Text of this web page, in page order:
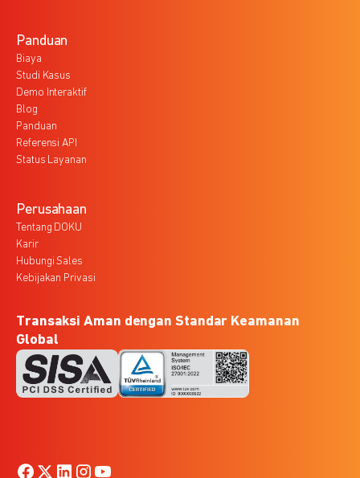
Panduan
Biaya
Studi Kasus
Demo Interaktif
Blog
Panduan
Referensi API
Status Layanan
Perusahaan
Tentang DOKU
Karir
Hubungi Sales
Kebijakan Privasi
Transaksi Aman dengan Standar Keamanan
Global